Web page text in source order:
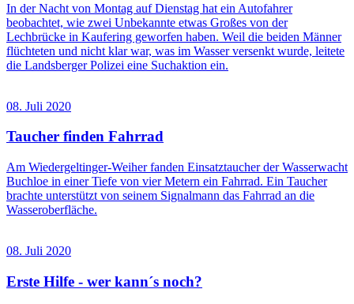
In der Nacht von Montag auf Dienstag hat ein Autofahrer
beobachtet, wie zwei Unbekannte etwas Großes von der
Lechbrücke in Kaufering geworfen haben. Weil die beiden Männer
flüchteten und nicht klar war, was im Wasser versenkt wurde, leitete
die Landsberger Polizei eine Suchaktion ein.
08. Juli 2020
Taucher finden Fahrrad
Am Wiedergeltinger-Weiher fanden Einsatztaucher der Wasserwacht
Buchloe in einer Tiefe von vier Metern ein Fahrrad. Ein Taucher
brachte unterstützt von seinem Signalmann das Fahrrad an die
Wasseroberfläche.
08. Juli 2020
Erste Hilfe - wer kann´s noch?